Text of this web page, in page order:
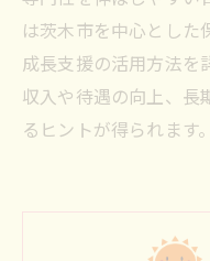
は茨木市を中心とした
成長支援の活用方法を
収入や待遇の向上、長
るヒントが得られます。